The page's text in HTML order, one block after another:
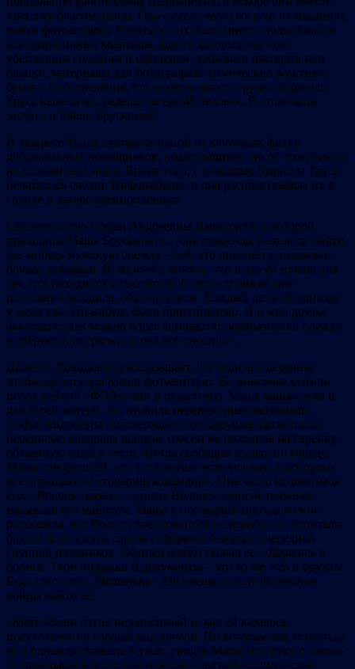
занялись благим делом. Она сумела через кого-то из знакомых
найти фотоаппарат. Работы у них было много: подыскивали
конспиративные квартиры, адреса которых вручали
убегающим солдатам и офицерам, добывали паспорта или
бланки, материалы для фотографий: химические реактивы,
бумагу. Есть сведения, что за июль-август группа Кирилла
Труса вывела за пределы лагеря 48 человек. В этом была
заслуга и Маши Брускиной.
В лазарете Маша считалась одной из ключевых фигур
добровольных помощников, подпольщиков, но об этом никто
не должен был знать. Кроме того, с помощью Кирилла Труса
печатались сводки Информбюро, и она распространяла их в
городе и лагере военнопленных.
Свидетельство Софьи Андреевны Давидович, к которой
приходила Маша Брускина: «…она спросила, нельзя ли найти
где-нибудь мужскую одежду – всё, что попадется: пиджаки,
брюки, рубашки. Я, конечно, поняла, что и это ей нужно для
тех, кто находился в госпитале. С тех пор она ко мне
постоянно заходила, обычно утром. Каждый раз к её приходу
у меня уже что-нибудь было приготовлено. Я и мои друзья
аккуратно, как можно более компактно, заворачивали одежду
в свёртки или тряпки, и она всё уносила».
Далее С. Давидович рассказывает, что ездила в деревню,
чтобы достать для Маши фотоаппарат. Ее знакомые купили
перед войной «ФЭД», они и отдали его. Маша нашла дело и
для своей матери, та готовила перевязочные материалы.
Софья Андреевна подтверждает, что девушка высветлила
перекисью водорода волосы, совсем не походила на еврейку,
обязанную жить в гетто. Могла свободно ходить по городу.
Маша говорила ей, что в госпитале есть человек, к которому
все обращаются «товарищ командир». Она часто вспоминала
его: «Володя сказал», «отдала Володе», многие пленные
называли его майором. Маша в последний приход ко мне
рассказала, что Володя предложил ей исчезнуть из госпиталя,
боялся за её жизнь, сам он собирался бежать с очередной
группой пленников. Офицер напутствовал ее: «Держись и
борись. Твои пиджаки и документы – это то же, что и оружие.
Будь счастлива, Машенька». Он обещал после окончания
войны найти её.
«Мать Маши пугал независимый и, как ей казалось,
преувеличенно гордый вид дочери. По вечерам она встречала
ее и однажды пришла в ужас, увидев Машу под руку с каким-
то пареньком в штатском и белой повязкой полицейской